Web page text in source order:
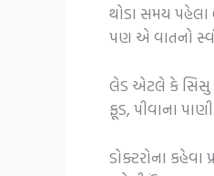
થોડા સમય
પણ એ વાતનો
લેડ એટલે કે સિસુ
ફૂડ, પીવાના
ડોક્ટરોના